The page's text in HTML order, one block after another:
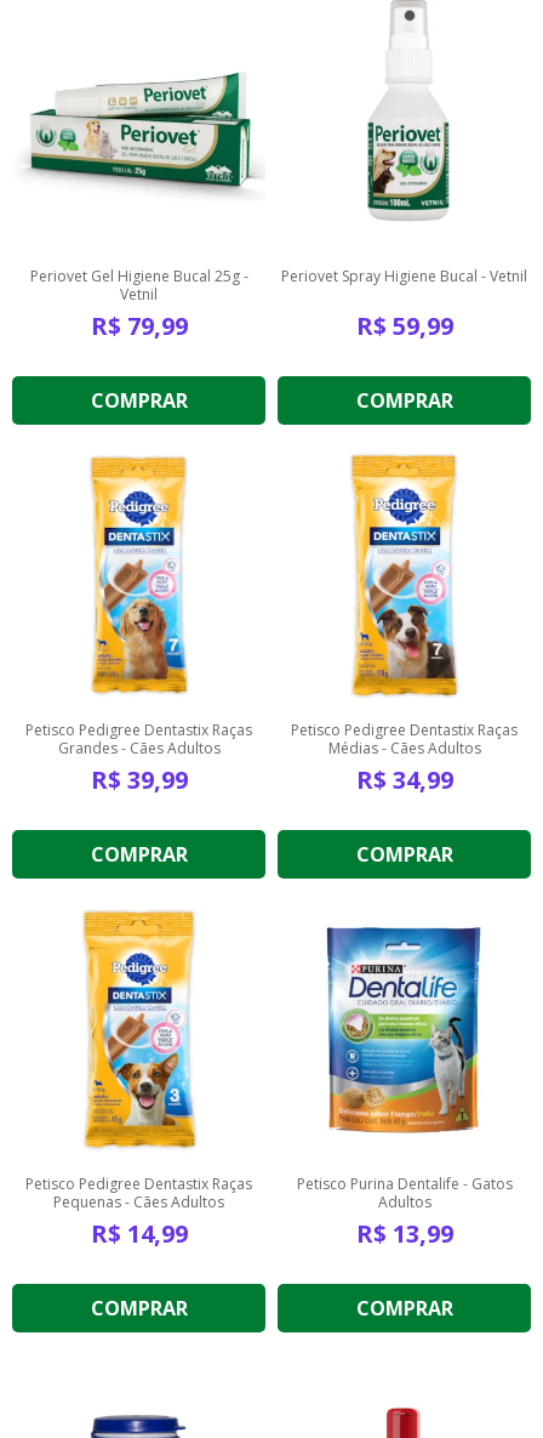
Periovet Gel Higiene Bucal 25g -
Vetnil
R$ 79,99
COMPRAR
Periovet Spray Higiene Bucal - Vetnil
R$ 59,99
COMPRAR
Petisco Pedigree Dentastix Raças
Grandes - Cães Adultos
R$ 39,99
COMPRAR
Petisco Pedigree Dentastix Raças
Médias - Cães Adultos
R$ 34,99
COMPRAR
Petisco Pedigree Dentastix Raças
Pequenas - Cães Adultos
R$ 14,99
COMPRAR
Petisco Purina Dentalife - Gatos
Adultos
R$ 13,99
COMPRAR